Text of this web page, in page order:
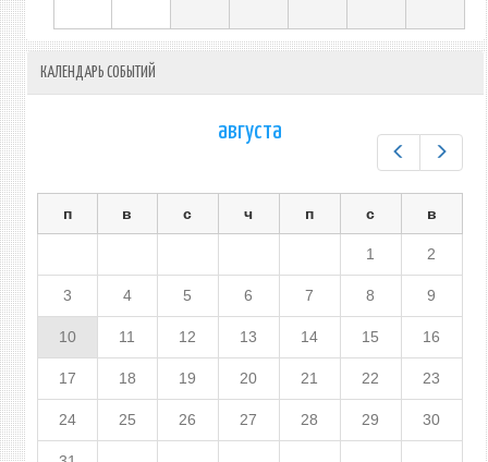
КАЛЕНДАРЬ СОБЫТИЙ
августа
п в с ч п с в
1 2
3 4 5 6 7 8 9
10 11 12 13 14 15 16
17 18 19 20 21 22 23
24 25 26 27 28 29 30